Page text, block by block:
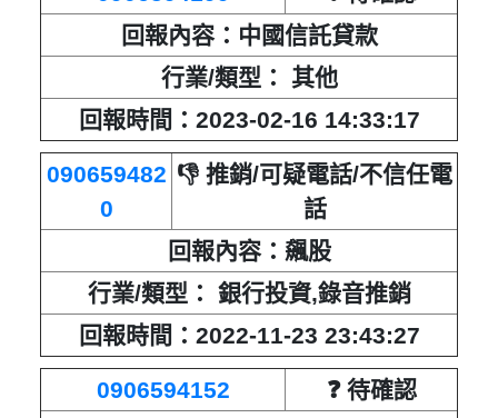
回報內容：中國信託貸款
行業/類型： 其他
回報時間：2023-02-16 14:33:17
090659482
0
👎 推銷/可疑電話/不信任電
話
回報內容：飆股
行業/類型： 銀行投資,錄音推銷
回報時間：2022-11-23 23:43:27
0906594152
❓ 待確認